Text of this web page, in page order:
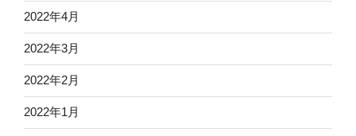
2022年4月
2022年3月
2022年2月
2022年1月